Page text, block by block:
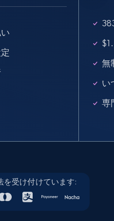
- Discover
- Discover
無
い
専
を受け付けています: